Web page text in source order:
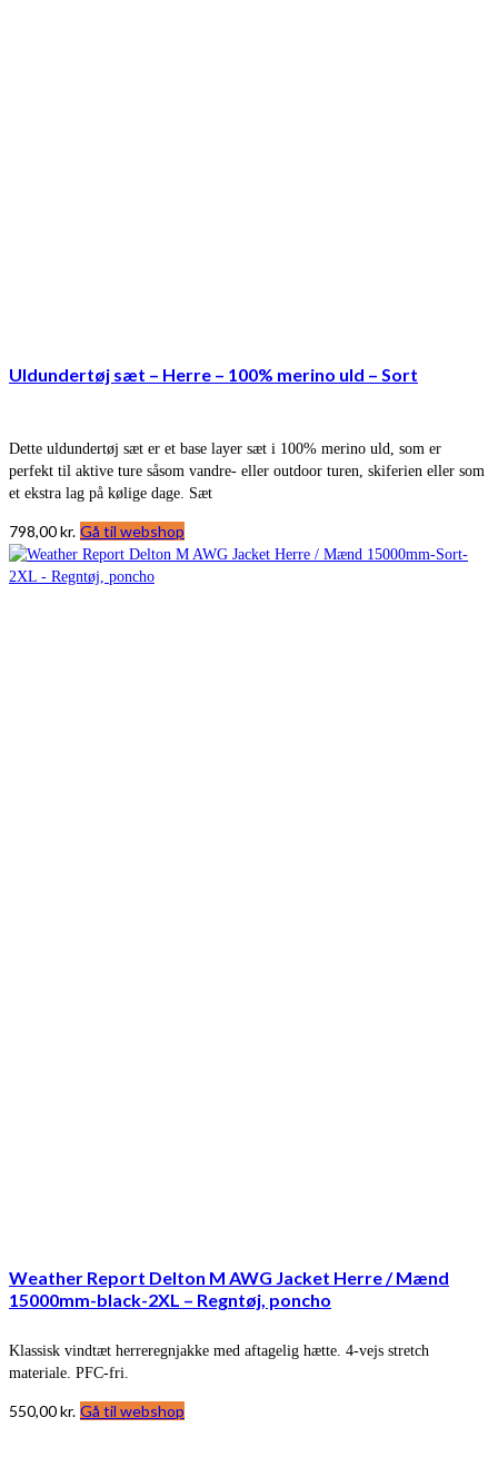
Uldundertøj sæt – Herre – 100% merino uld – Sort
Dette uldundertøj sæt er et base layer sæt i 100% merino uld, som er
perfekt til aktive ture såsom vandre- eller outdoor turen, skiferien eller som
et ekstra lag på kølige dage. Sæt
798,00kr. Gå til webshop
Weather Report Delton M AWG Jacket Herre / Mænd
15000mm-black-2XL – Regntøj, poncho
Klassisk vindtæt herreregnjakke med aftagelig hætte. 4-vejs stretch
materiale. PFC-fri.
550,00kr. Gå til webshop